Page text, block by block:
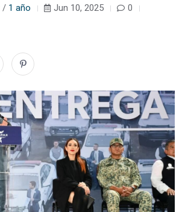
/ 1 año Jun 10, 2025
0